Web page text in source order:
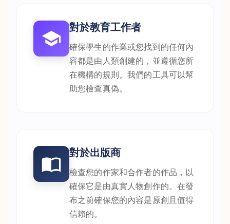
對於教育工作者
確保學生的作業或您找到的任何內
容都是由人類創建的，並遵循您所
在機構的規則。我們的工具可以幫
助您檢查真偽。
對於出版商
檢查您的作家和合作者的作品，以
確保它是由真實人物創作的。在發
布之前確保您的內容是原創且值得
信賴的。